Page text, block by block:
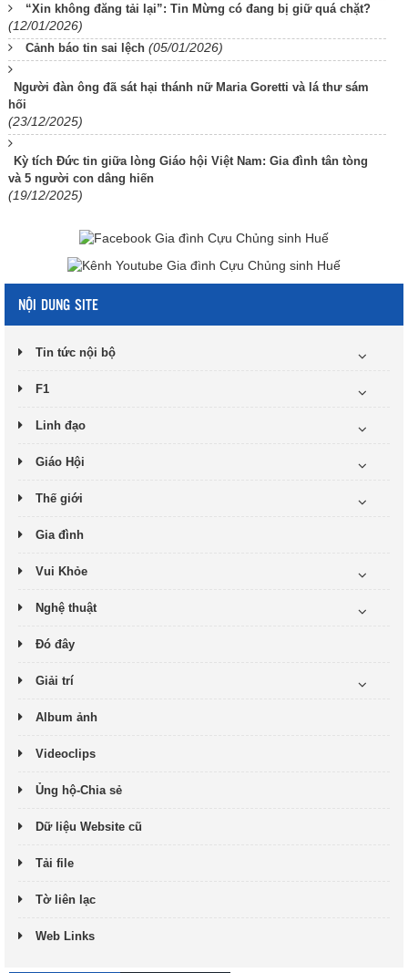
“Xin không đăng tải lại”: Tin Mừng có đang bị giữ quá chặt?
(12/01/2026)
Cảnh báo tin sai lệch (05/01/2026)
Người đàn ông đã sát hại thánh nữ Maria Goretti và lá thư sám
hối
(23/12/2025)
Kỳ tích Đức tin giữa lòng Giáo hội Việt Nam: Gia đình tân tòng
và 5 người con dâng hiến
(19/12/2025)
NỘI DUNG SITE
Tin tức nội bộ
F1
Linh đạo
Giáo Hội
Thế giới
Gia đình
Vui Khỏe
Nghệ thuật
Đó đây
Giải trí
Album ảnh
Videoclips
Ủng hộ-Chia sẻ
Dữ liệu Website cũ
Tải file
Tờ liên lạc
Web Links